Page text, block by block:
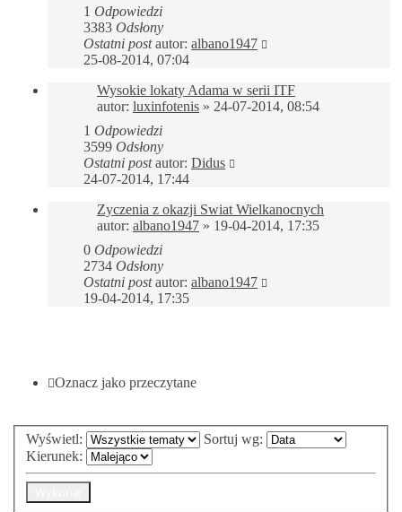
1 Odpowiedzi
3383 Odsłony
Ostatni postautor: albano1947
25-08-2014, 07:04
Wysokie lokaty Adama w serii ITF
autor: luxinfotenis » 24-07-2014, 08:54
1 Odpowiedzi
3599 Odsłony
Ostatni postautor: Didus
24-07-2014, 17:44
Zyczenia z okazji Swiat Wielkanocnych
autor: albano1947 » 19-04-2014, 17:35
0 Odpowiedzi
2734 Odsłony
Ostatni postautor: albano1947
19-04-2014, 17:35
Oznacz jako przeczytane
Wyświetl:
Sortuj wg:
Kierunek: